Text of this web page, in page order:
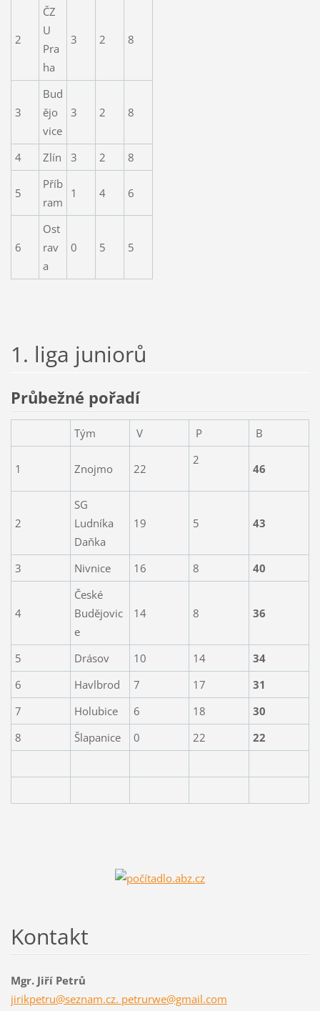
2
ČZ
U
Pra
ha
3 2 8
3
Bud
ějo
vice
3 2 8
4 Zlín 3 2 8
5
Příb
ram
1 4 6
6
Ost
rav
a
0 5 5
1. liga juniorů
Průbežné pořadí
Tým V P B
1 Znojmo 22
2
46
2
SG
Ludníka
Daňka
19 5 43
3 Nivnice 16 8 40
4
České
Budějovic
e
14 8 36
5 Drásov 10 14
34
6
Havlbrod 7 17
31
7
Holubice 6 18
30
8
Šlapanice 0 22 22
Kontakt
Mgr. Jiří Petrů
jirikpetru@seznam.cz. petrurwe@gmail.com